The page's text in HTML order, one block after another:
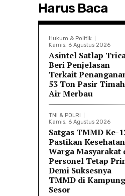
Harus Baca
Hukum & Politik
Kamis, 6 Agustus 2026
Asintel Satlap
Beri Penjelasan
Terkait
53 Ton Pasir
Air Merbau
TNI & POLRI
Kamis, 6 Agustus 2026
Satgas TMMD Ke-
Pastikan Kesehatan
Warga Masyarakat
Personel Tetap
Demi Suksesnya
TMMD di Kampung
Sesor